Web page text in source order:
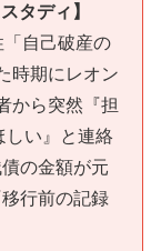
タディ】
自己破産の
時期にレオン
から突然『担
しい』と連絡
の金額が元
行前の記録